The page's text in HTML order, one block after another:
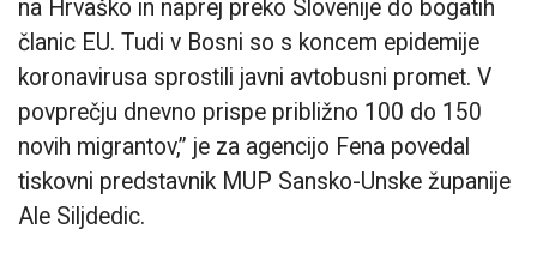
na Hrvaško in naprej preko Slovenije do bogatih
članic EU. Tudi v Bosni so s koncem epidemije
koronavirusa sprostili javni avtobusni promet. V
povprečju dnevno prispe približno 100 do 150
novih migrantov,” je za agencijo Fena povedal
tiskovni predstavnik MUP Sansko-Unske županije
Ale Siljdedic.